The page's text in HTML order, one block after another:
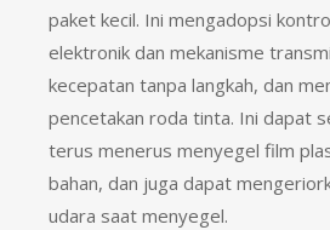
paket kecil. Ini mengadopsi
elektronik dan mekanisme
kecepatan tanpa langkah, dan
pencetakan roda tinta. Ini dapat
terus menerus menyegel film
bahan, dan juga dapat
udara saat menyegel.